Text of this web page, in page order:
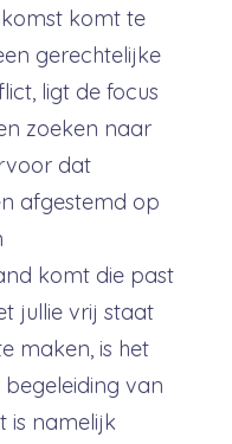
komt te
gerechtelijke
ligt de focus
zoeken naar
dat
afgestemd op
komt die past
jullie vrij staat
maken, is het
van
is namelijk